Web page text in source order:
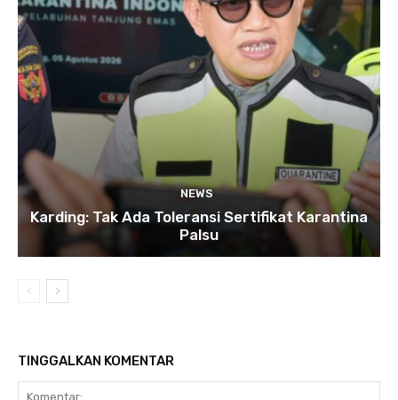
NEWS
Karding: Tak Ada Toleransi Sertifikat Karantina
Palsu
TINGGALKAN KOMENTAR